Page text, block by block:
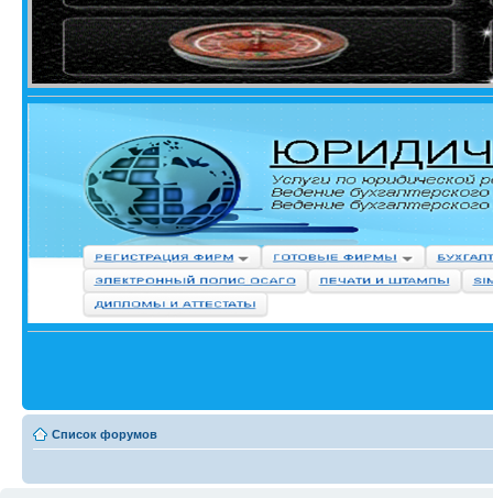
Список форумов